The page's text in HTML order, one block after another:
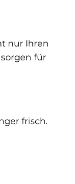
nur Ihren
für
frisch.